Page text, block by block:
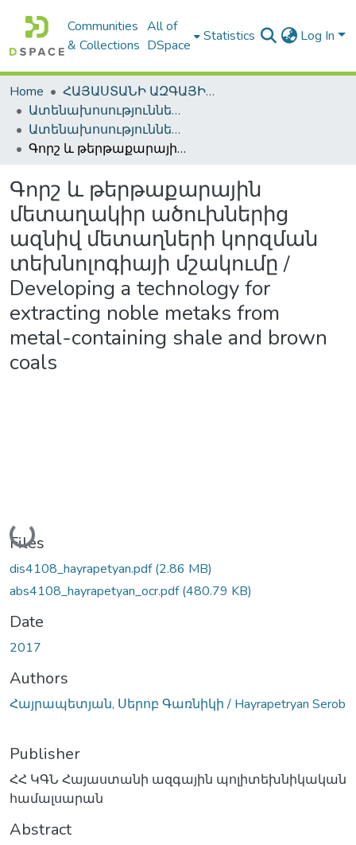
Communities
& Collections
All of
DSpace
Statistics Log In
Home
ՀԱՅԱՍՏԱՆԻ ԱԶԳԱՅԻՆ ԳՐԱԴԱՐԱՆԻ ԹՎԱՅԻՆ ՊԱՀՈՑ / DIGITAL REPOSITORY OF NLA
Ատենախոսություններ և սեղմագրեր / Theses & Abstracts
Ատենախոսություններ և սեղմագրեր / Theses & Abstracts
Գորշ և թերթաքարային մետաղակիր ածուխներից ազնիվ մետաղների կորզման տեխնոլոգիայի մշակումը / Developing a technology for extracting noble metaks from metal-containing shale and brown coals
Գորշ և թերթաքարային
մետաղակիր ածուխներից
ազնիվ մետաղների կորզման
տեխնոլոգիայի մշակումը /
Developing a technology for
extracting noble metaks from
metal-containing shale and brown
coals
Loading...
Files
dis4108_hayrapetyan.pdf(2.86 MB)
abs4108_hayrapetyan_ocr.pdf(480.79 KB)
Date
2017
Authors
Հայրապետյան, Սերոբ Գառնիկի / Hayrapetryan Serob
Publisher
ՀՀ ԿԳՆ Հայաստանի ազգային պոլիտեխնիկական
համալսարան
Abstract